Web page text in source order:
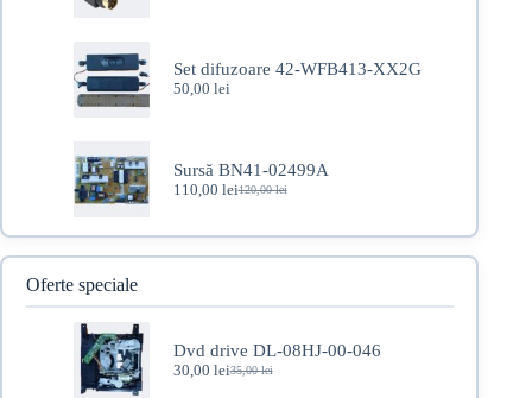
Set difuzoare 42-WFB413-XX2G
50,00 lei
Sursă BN41-02499A
120,00lei
Prețul
a
fost:
110,00 leiPrețul
este:
110,00 lei.
Oferte speciale
Dvd drive DL-08HJ-00-046
35,00lei
Prețul
30,00 leiPrețul